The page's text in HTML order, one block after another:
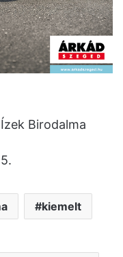
Birodalma
kiemelt